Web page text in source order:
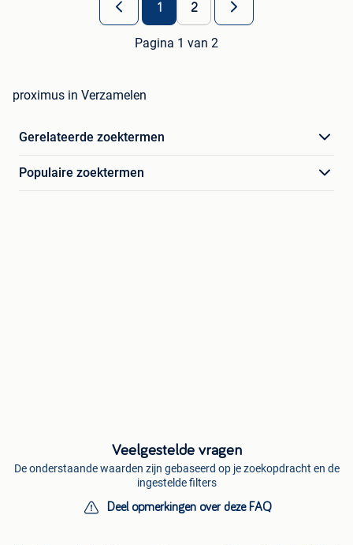
1 2
Pagina 1 van 2
proximus in Verzamelen
Gerelateerde zoektermen
Populaire zoektermen
Veelgestelde vragen
De onderstaande waarden zijn gebaseerd op je zoekopdracht en de
ingestelde filters
Deel opmerkingen over deze FAQ